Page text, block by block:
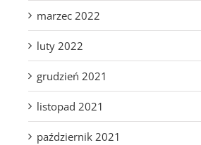
marzec 2022
luty 2022
grudzień 2021
listopad 2021
październik 2021